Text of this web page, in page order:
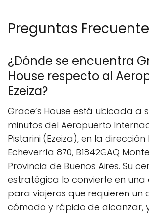
Preguntas
¿Dónde se encuentra
House respecto al
Ezeiza?
Grace’s House está ubicada a
minutos del Aeropuerto
Pistarini (Ezeiza), en la dirección
Echeverría 870, B1842GAQ
Provincia de Buenos Aires. Su
estratégica lo convierte en una
para viajeros que requieren un
cómodo y rápido de alcanzar,